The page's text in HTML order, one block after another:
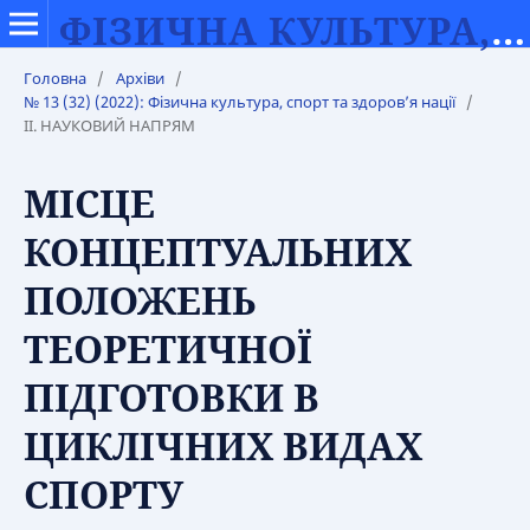
ФІЗИЧНА КУЛЬТУРА, СПОРТ ТА ЗДОРОВ’Я НАЦІЇ
Головна / Архіви /
№ 13 (32) (2022): Фізична культура, спорт та здоров’я нації /
IІ. НАУКОВИЙ НАПРЯМ
МІСЦЕ
КОНЦЕПТУАЛЬНИХ
ПОЛОЖЕНЬ
ТЕОРЕТИЧНОЇ
ПІДГОТОВКИ В
ЦИКЛІЧНИХ ВИДАХ
СПОРТУ